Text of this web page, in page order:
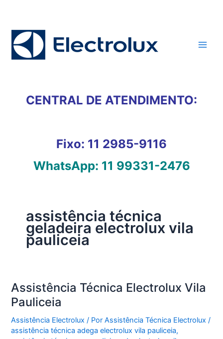
conteúdo
CENTRAL DE ATENDIMENTO:
Fixo: 11 2985-9116
WhatsApp: 11 99331-2476
assistência técnica
geladeira electrolux vila
pauliceia
Assistência Técnica Electrolux Vila
Pauliceia
Assistência Electrolux / PorAssistência Técnica Electrolux/
assistência técnica adega electrolux vila pauliceia,